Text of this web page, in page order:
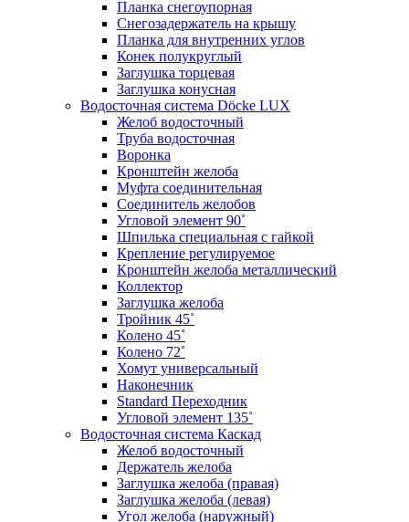
Планка снегоупорная
Снегозадержатель на крышу
Планка для внутренних углов
Конек полукруглый
Заглушка торцевая
Заглушка конусная
Водосточная система Döcke LUX
Желоб водосточный
Труба водосточная
Воронка
Кронштейн желоба
Муфта соединительная
Соединитель желобов
Угловой элемент 90˚
Шпилька специальная с гайкой
Крепление регулируемое
Кронштейн желоба металлический
Коллектор
Заглушка желоба
Тройник 45˚
Колено 45˚
Колено 72˚
Хомут универсальный
Наконечник
Standard Переходник
Угловой элемент 135˚
Водосточная система Каскад
Желоб водосточный
Держатель желоба
Заглушка желоба (правая)
Заглушка желоба (левая)
Угол желоба (наружный)